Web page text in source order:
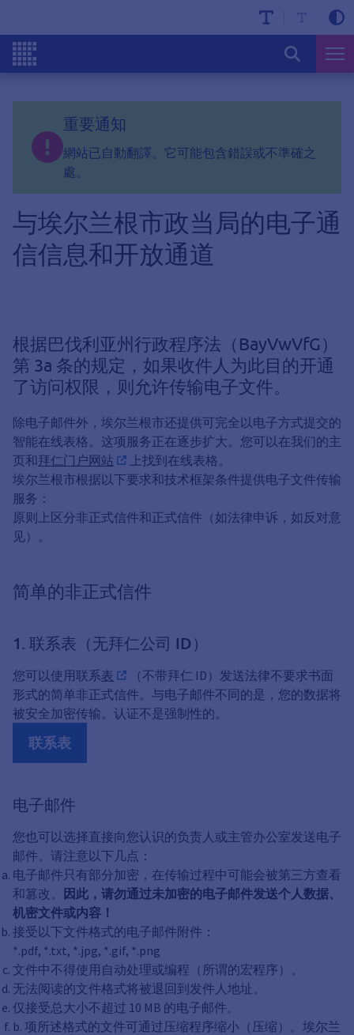
重要通知
網站已自動翻譯。它可能包含錯誤或不準確之
處。
与埃尔兰根市政当局的电子通
信信息和开放通道
根据巴伐利亚州行政程序法（BayVwVfG）
第 3a 条的规定，如果收件人为此目的开通
了访问权限，则允许传输电子文件。
除电子邮件外，埃尔兰根市还提供可完全以电子方式提交的
智能在线表格。这项服务正在逐步扩大。您可以在我们的主
页和拜仁门户网站
上找到在线表格。
埃尔兰根市根据以下要求和技术框架条件提供电子文件传输
服务：
原则上区分非正式信件和正式信件（如法律申诉，如反对意
见）。
简单的非正式信件
1. 联系表（无拜仁公司 ID）
您可以使用联系表
（不带拜仁 ID）发送法律不要求书面
形式的简单非正式信件。与电子邮件不同的是，您的数据将
被安全加密传输。认证不是强制性的。
联系表
电子邮件
您也可以选择直接向您认识的负责人或主管办公室发送电子
邮件。请注意以下几点：
电子邮件只有部分加密，在传输过程中可能会被第三方查看
和篡改。
因此，请勿通过未加密的电子邮件发送个人数据、
机密文件或内容！
接受以下文件格式的电子邮件附件：
*.pdf, *.txt, *.jpg, *.gif, *.png
文件中不得使用自动处理或编程（所谓的宏程序）。
无法阅读的文件格式将被退回到发件人地址。
仅接受总大小不超过 10 MB 的电子邮件。
b. 项所述格式的文件可通过压缩程序缩小（压缩）。埃尔兰